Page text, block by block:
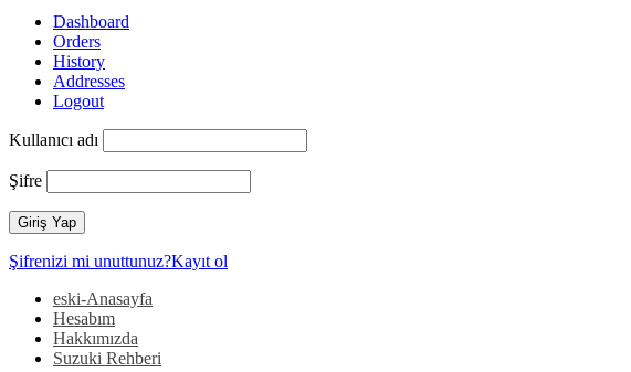
Dashboard
Orders
History
Addresses
Logout
Kullanıcı adı
Şifre
Şifrenizi mi unuttunuz?Kayıt ol
eski-Anasayfa
Hesabım
Hakkımızda
Suzuki Rehberi